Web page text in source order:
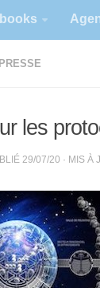
les
29/07/20 · MIS À